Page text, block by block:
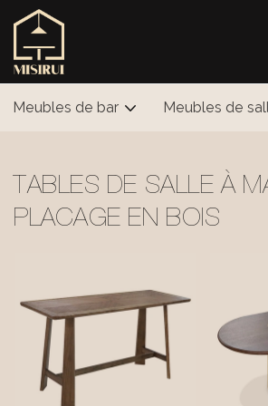
Meubles de bar Meubles de
TABLES DE SALLE À
PLACAGE EN BOIS